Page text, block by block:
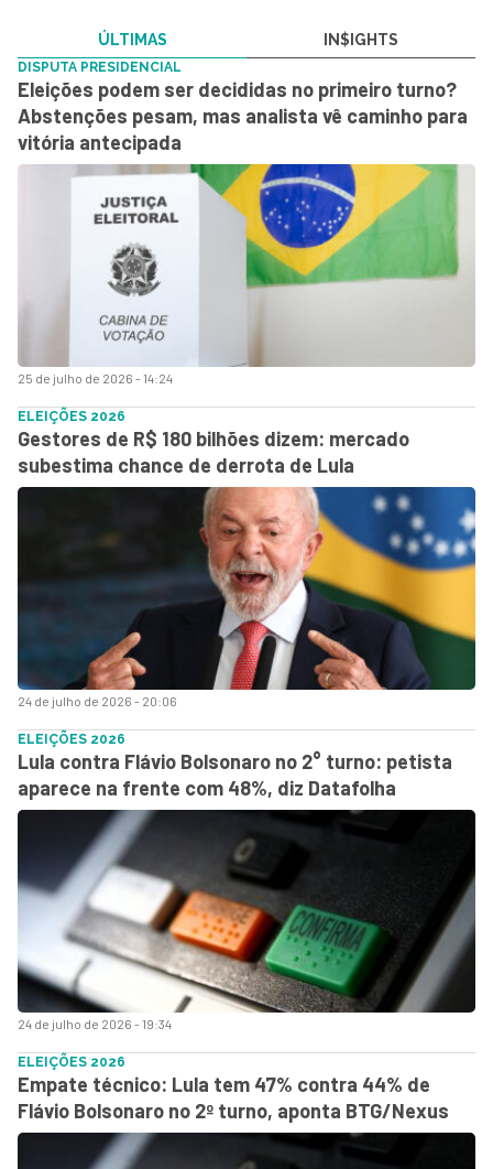
ÚLTIMAS IN$IGHTS
25 de julho de 2026 - 14:24
DISPUTA PRESIDENCIAL
Eleições podem ser decididas no primeiro turno?
Abstenções pesam, mas analista vê caminho para
vitória antecipada
24 de julho de 2026 - 20:06
ELEIÇÕES 2026
Gestores de R$ 180 bilhões dizem: mercado
subestima chance de derrota de Lula
24 de julho de 2026 - 19:34
ELEIÇÕES 2026
Lula contra Flávio Bolsonaro no 2° turno: petista
aparece na frente com 48%, diz Datafolha
ELEIÇÕES 2026
Empate técnico: Lula tem 47% contra 44% de
Flávio Bolsonaro no 2º turno, aponta BTG/Nexus